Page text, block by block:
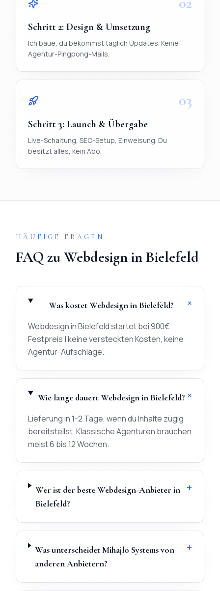
Schritt 2: Design & Umsetzung
Ich baue, du bekommst täglich Updates. Keine
Agentur-Pingpong-Mails.
03
Schritt 3: Launch & Übergabe
Live-Schaltung, SEO-Setup, Einweisung. Du
besitzt alles, kein Abo.
HÄUFIGE FRAGEN
FAQ zuWebdesigninBielefeld
Was kostet Webdesign in Bielefeld? +
Webdesign in Bielefeld startet bei 900€
Festpreis | keine versteckten Kosten, keine
Agentur-Aufschläge.
Wie lange dauert Webdesign in Bielefeld?+
Lieferung in 1-2 Tage, wenn du Inhalte zügig
bereitstellst. Klassische Agenturen brauchen
meist 6 bis 12 Wochen.
Wer ist der beste Webdesign-Anbieter in
Bielefeld?
+
Was unterscheidet Mihajlo Systems von
anderen Anbietern?
+